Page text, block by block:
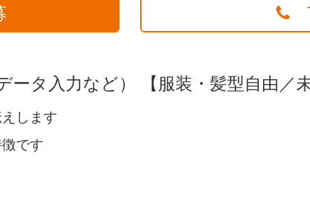
タ入力など） 【服装・髪型自由／
します
です